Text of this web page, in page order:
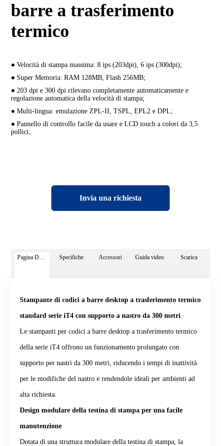
barre a trasferimento
termico
● Velocità di stampa massima: 8 ips (203dpi), 6 ips (300dpi);
● Super Memoria: RAM 128MB, Flash 256MB;
● 203 dpi e 300 dpi rilevano completamente automaticamente e
regolazione automatica della velocità di stampa;
● Multi-lingua: emulazione ZPL-II, TSPL, EPL2 e DPL;
● Pannello di controllo facile da usare e LCD touch a colori da 3,5
pollici;
Invia una richiesta
Pagina Dettagli Specifiche Accessori Guida video Scarica
Stampante di codici a barre desktop a trasferimento termico
standard serie iT4 con supporto a nastro da 300 metri
Le stampanti per codici a barre desktop a trasferimento termico
della serie iT4 offrono un funzionamento prolungato con
supporto per nastri da 300 metri, riducendo i tempi di inattività
per le modifiche del nastro e rendendole ideali per ambienti ad
alta richiesta.
Design modulare della testina di stampa per una facile
manutenzione
Dotata di una struttura modulare della testina di stampa, la